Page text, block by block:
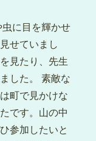
に目を輝かせ
せていまし
見たり、先生
した。 素敵な
町で見かけな
です。山の中
参加したいと